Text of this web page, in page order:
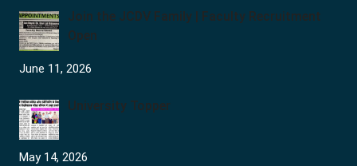
Join the JCDV Family | Faculty Recruitment
Open
June 11, 2026
University Topper
May 14, 2026